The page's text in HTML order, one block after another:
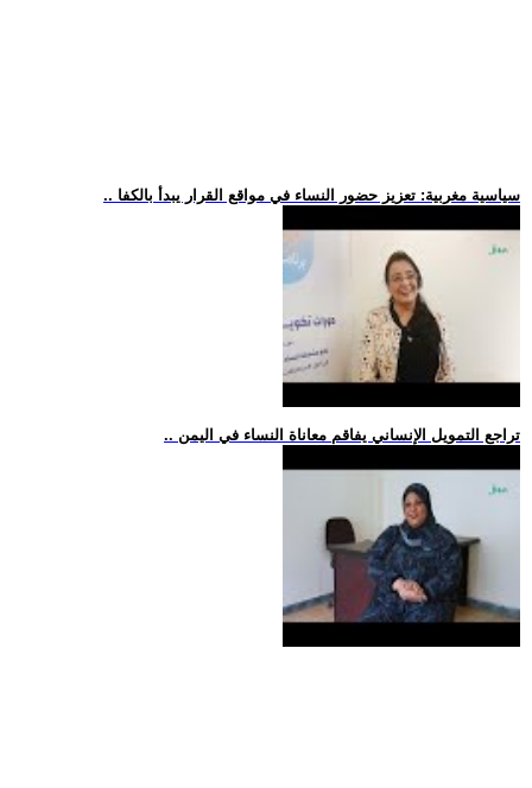
.. سياسية مغربية: تعزيز حضور النساء في مواقع القرار يبدأ بالكفا
.. تراجع التمويل الإنساني يفاقم معاناة النساء في اليمن